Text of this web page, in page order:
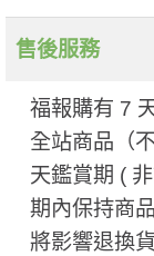
售後服務
福報購有 7
全站商品（
天鑑賞期 (
期內保持商
將影響退換